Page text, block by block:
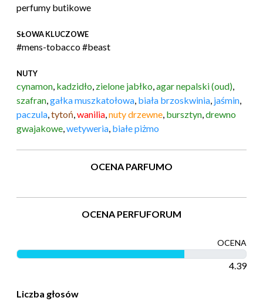
perfumy butikowe
SŁOWA KLUCZOWE
#mens-tobacco #beast
NUTY
cynamon, kadzidło, zielone jabłko,agar nepalski (oud),
szafran,gałka muszkatołowa, biała brzoskwinia, jaśmin,
paczula,tytoń,wanilia,nuty drzewne, bursztyn,drewno
gwajakowe,wetyweria, białe piżmo
OCENA PARFUMO
OCENA PERFUFORUM
OCENA
4.39
Liczba głosów